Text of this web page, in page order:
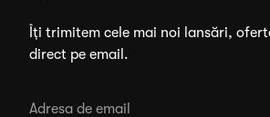
Îți trimitem cele mai noi lansări,
direct pe email.